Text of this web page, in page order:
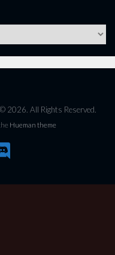
2026. All Rights Reserved.
Hueman theme